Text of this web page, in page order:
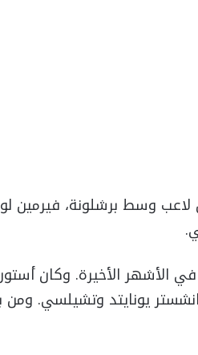
وسط برشلونة، فيرمين
الأشهر الأخيرة. وكان
يونايتد وتشيلسي. ومن